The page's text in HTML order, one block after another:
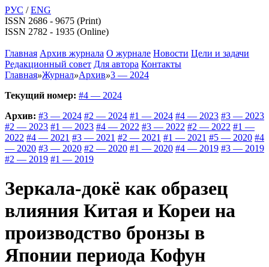
РУС /ENG
ISSN 2686 - 9675 (Print)
ISSN 2782 - 1935 (Online)
Главная Архив журнала О журнале Новости Цели и задачи
Редакционный совет Для автора Контакты
Главная»Журнал»Архив»3 — 2024
Текущий номер: #4 — 2024
Архив: #3 — 2024 #2 — 2024 #1 — 2024 #4 — 2023 #3 — 2023
#2 — 2023 #1 — 2023 #4 — 2022 #3 — 2022 #2 — 2022 #1 —
2022 #4 — 2021 #3 — 2021 #2 — 2021 #1 — 2021 #5 — 2020 #4
— 2020 #3 — 2020 #2 — 2020 #1 — 2020 #4 — 2019 #3 — 2019
#2 — 2019 #1 — 2019
Зеркала-докё как образец
влияния Китая и Кореи на
производство бронзы в
Японии периода Кофун